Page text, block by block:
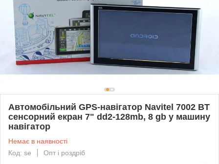
Автомобільний GPS-навігатор Navitel 7002 BT
сенсорний екран 7" dd2-128mb, 8 gb у машину
навігатор
Немає в наявності
Код: se
Опт і роздріб